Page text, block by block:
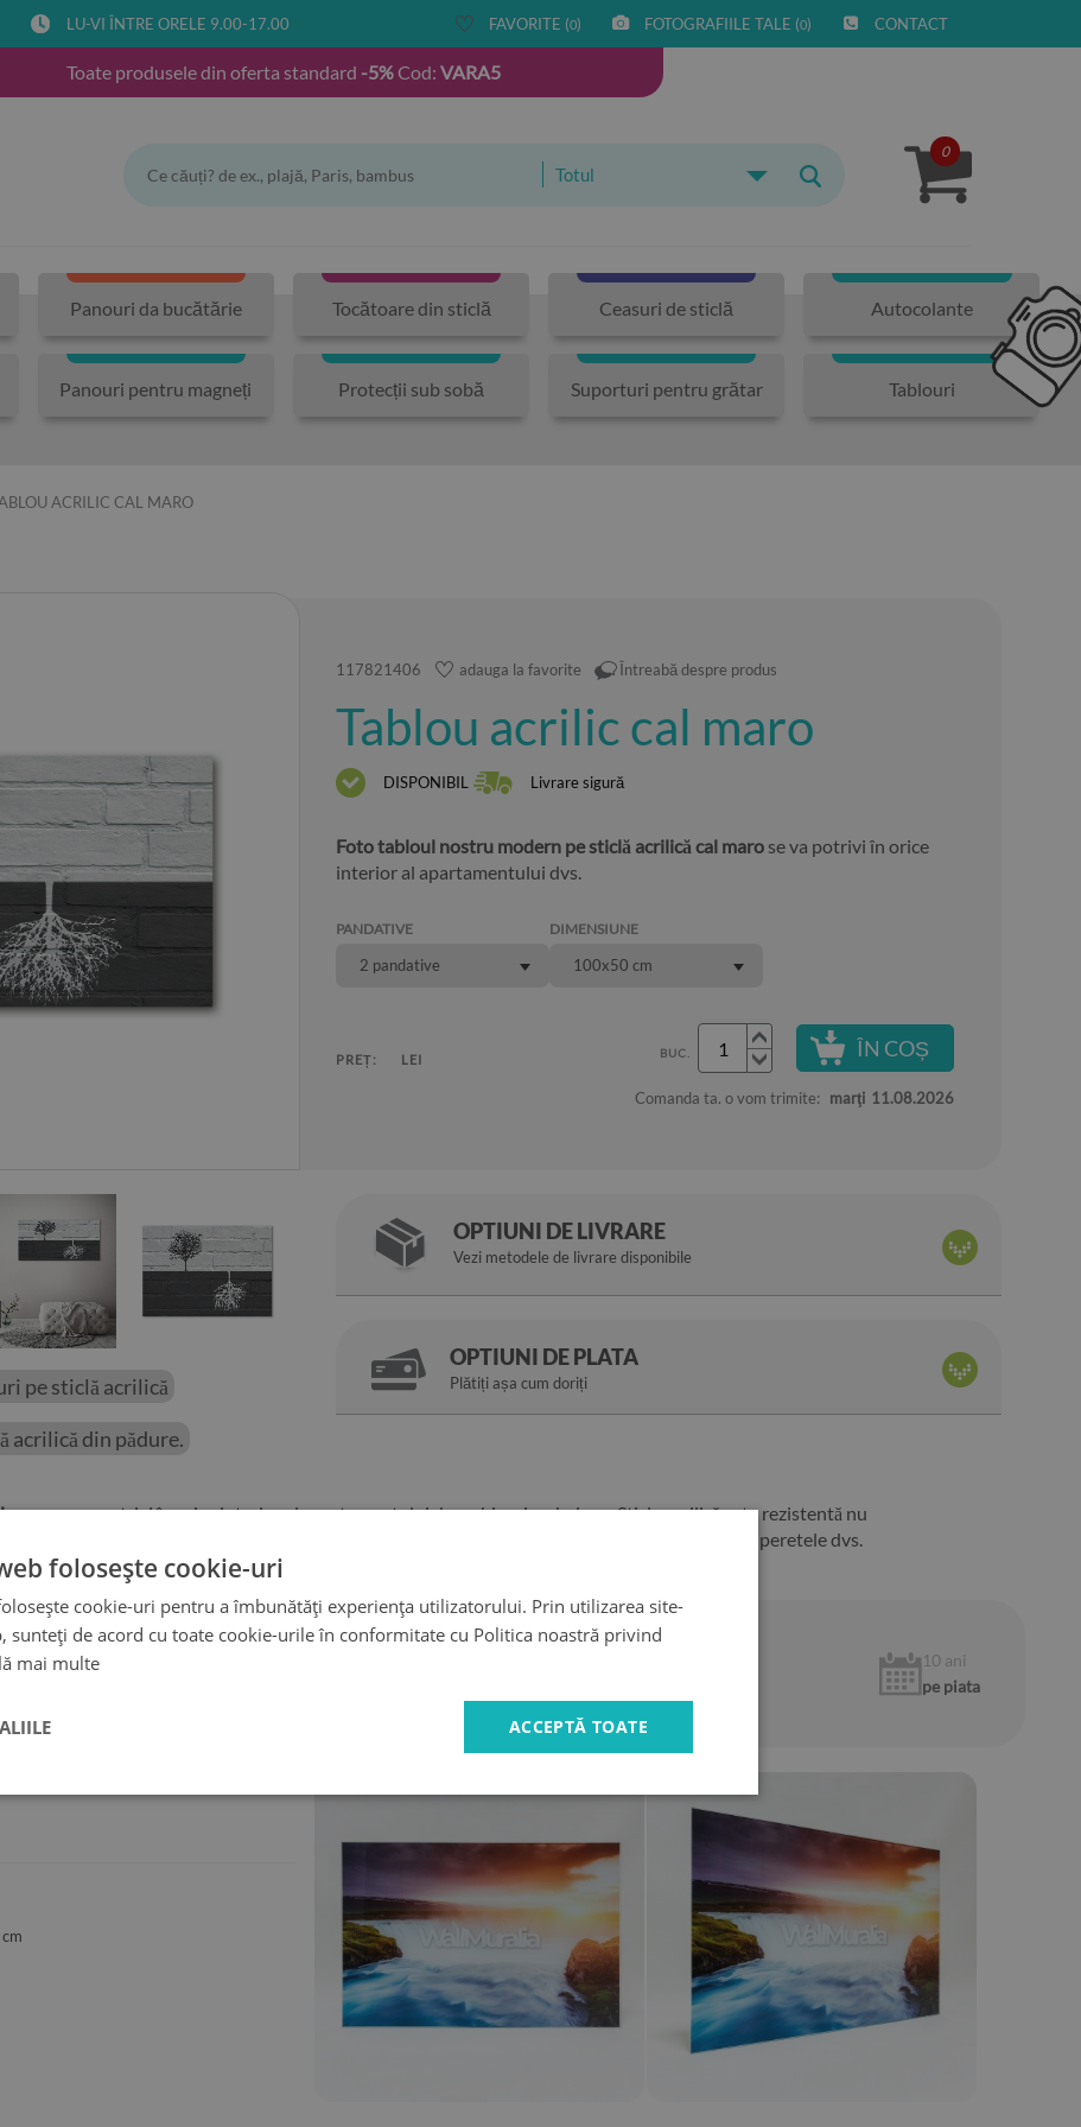
LU-VI ÎNTRE ORELE 9.00-17.00 FAVORITE (0) FOTOGRAFIILE TALE (0) CONTACT
Toate produsele din oferta standard -5%Cod: VARA5
Totul
0
Panouri da bucătărie Tocătoare din sticlă Ceasuri de sticlă Autocolante
Panouri pentru magneți Protecții sub sobă Suporturi pentru grătar Tablouri
ACRILIC CAL MARO
117821406 adauga la favorite Întreabă despre produs
Tablou acrilic cal maro
DISPONIBIL Livrare sigură
Foto tabloul nostru modern pe sticlă acrilică cal maro se va potrivi în orice
interior al apartamentului dvs.
PANDATIVE
2 pandative
DIMENSIUNE
100x50 cm
PREȚ: LEI BUC. ÎN COȘ
Comanda ta. o vom trimite: marţi 11.08.2026
pe sticlă acrilică
acrilică din pădure.
marose va potrivi în orice interior al apartamentului dvs., chiar și pe balcon. Sticla acrilică este rezistentă nu
acest motiv unic cal marodecorează pereții din casa dvs. Ar putea fi cel mai frumos decor de pe peretele dvs.
OPTIUNI DE LIVRARE
Vezi metodele de livrare disponibile
OPTIUNI DE PLATA
Plătiți așa cum doriți
10 ani
pe piata
folosește cookie-uri
cookie-uri pentru a îmbunătăți experiența utilizatorului. Prin utilizarea site-
sunteți de acord cu toate cookie-urile în conformitate cu Politica noastră privind
mai multe
ACCEPTĂ TOATE